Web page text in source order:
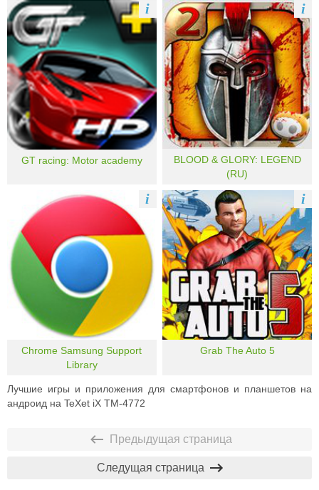
GT racing: Motor academy
i
BLOOD & GLORY: LEGEND
(RU)
i
Chrome Samsung Support
Library
i
Grab The Auto 5
i
Лучшие игры и приложения для смартфонов и планшетов на
андроид на TeXet iX TM-4772
Предыдущая страница
Следущая страница